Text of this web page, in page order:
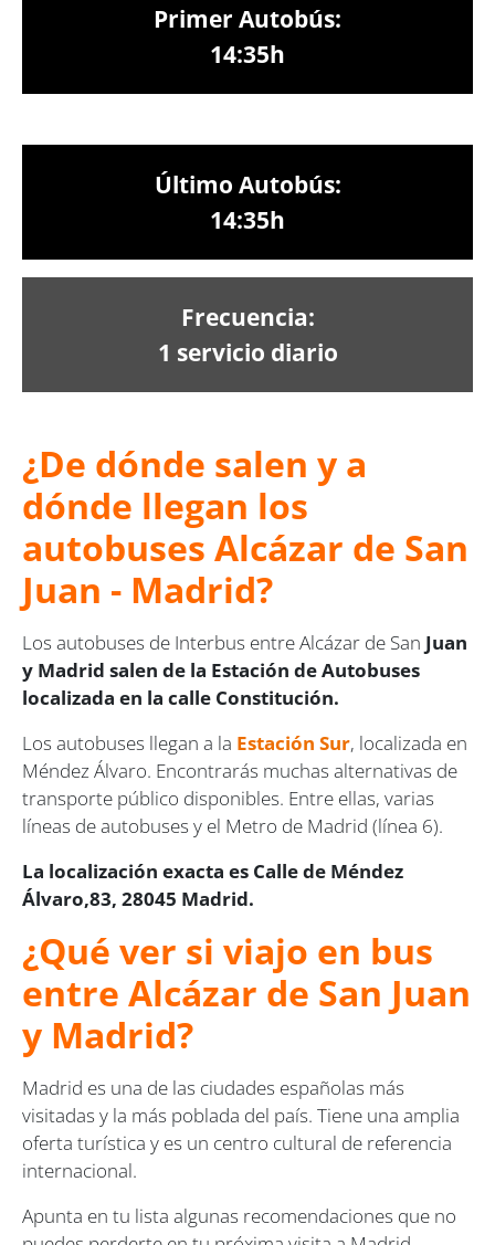
Primer Autobús:
14:35h
Último Autobús:
14:35h
Frecuencia:
1 servicio diario
¿De dónde salen y a
dónde llegan los
autobuses Alcázar de San
Juan - Madrid?
Los autobuses de Interbus entre Alcázar de San Juan
y Madrid salen de la Estación de Autobuses
localizada en la calle Constitución.
Los autobuses llegan a la Estación Sur, localizada en
Méndez Álvaro. Encontrarás muchas alternativas de
transporte público disponibles. Entre ellas, varias
líneas de autobuses y el Metro de Madrid (línea 6).
La localización exacta es Calle de Méndez
Álvaro,83, 28045 Madrid.
¿Qué ver si viajo en bus
entre Alcázar de San Juan
y Madrid?
Madrid es una de las ciudades españolas más
visitadas y la más poblada del país. Tiene una amplia
oferta turística y es un centro cultural de referencia
internacional.
Apunta en tu lista algunas recomendaciones que no